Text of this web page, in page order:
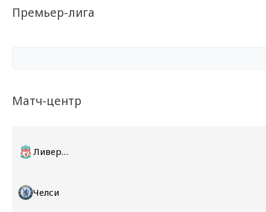
Премьер-лига
Матч-центр
Ливерпуль
Челси